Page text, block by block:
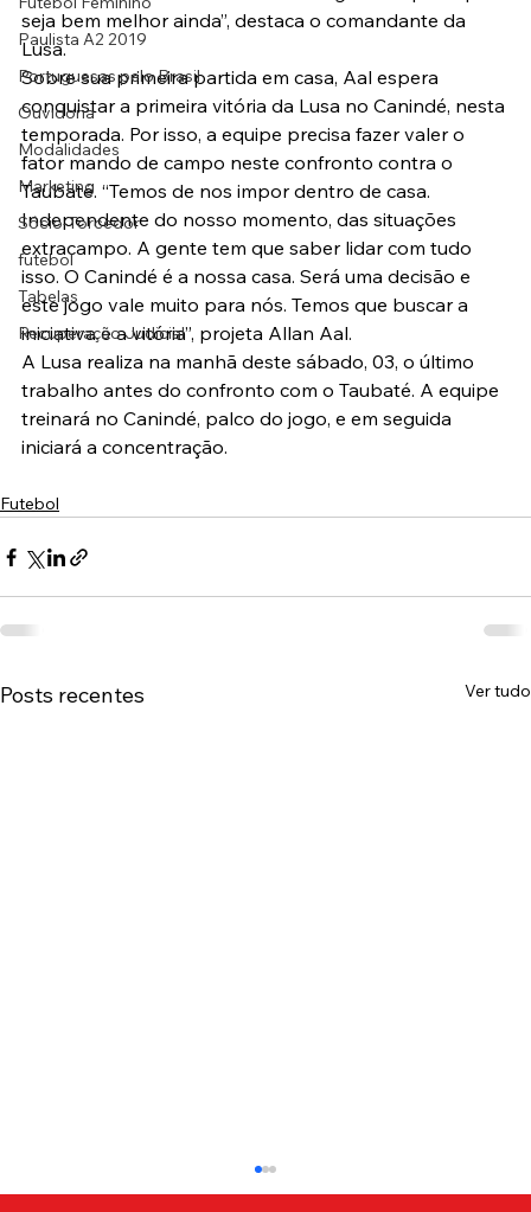
Paulista A2 2019
Portuguesas pelo Brasil
Ouvidoria
Modalidades
Marketing
Sócio-Torcedor
futebol
Tabelas
Recuperação Judicial
seja bem melhor ainda”, destaca o comandante da
Lusa.
Sobre sua primeira partida em casa, Aal espera
conquistar a primeira vitória da Lusa no Canindé, nesta
temporada. Por isso, a equipe precisa fazer valer o
fator mando de campo neste confronto contra o
Taubaté. “Temos de nos impor dentro de casa.
Independente do nosso momento, das situações
extracampo. A gente tem que saber lidar com tudo
isso. O Canindé é a nossa casa. Será uma decisão e
este jogo vale muito para nós. Temos que buscar a
iniciativa e a vitória”, projeta Allan Aal.
A Lusa realiza na manhã deste sábado, 03, o último
trabalho antes do confronto com o Taubaté. A equipe
treinará no Canindé, palco do jogo, e em seguida
iniciará a concentração.
Futebol
Posts recentes Ver tudo